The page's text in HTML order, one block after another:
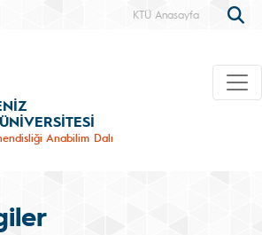
KTÜ Anasayfa
Anabilim Dalı